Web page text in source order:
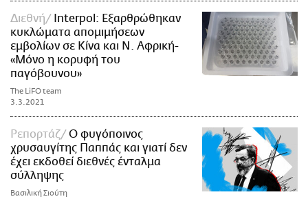
Διεθνή
Interpol: Εξαρθρώθηκαν
κυκλώματα απομιμήσεων
εμβολίων σε Κίνα και Ν. Αφρική-
«Μόνο η κορυφή του
παγόβουνου»
The LiFO team
3.3.2021
Ρεπορτάζ
Ο φυγόποινος
χρυσαυγίτης Παππάς και γιατί δεν
έχει εκδοθεί διεθνές ένταλμα
σύλληψης
Βασιλική Σιούτη